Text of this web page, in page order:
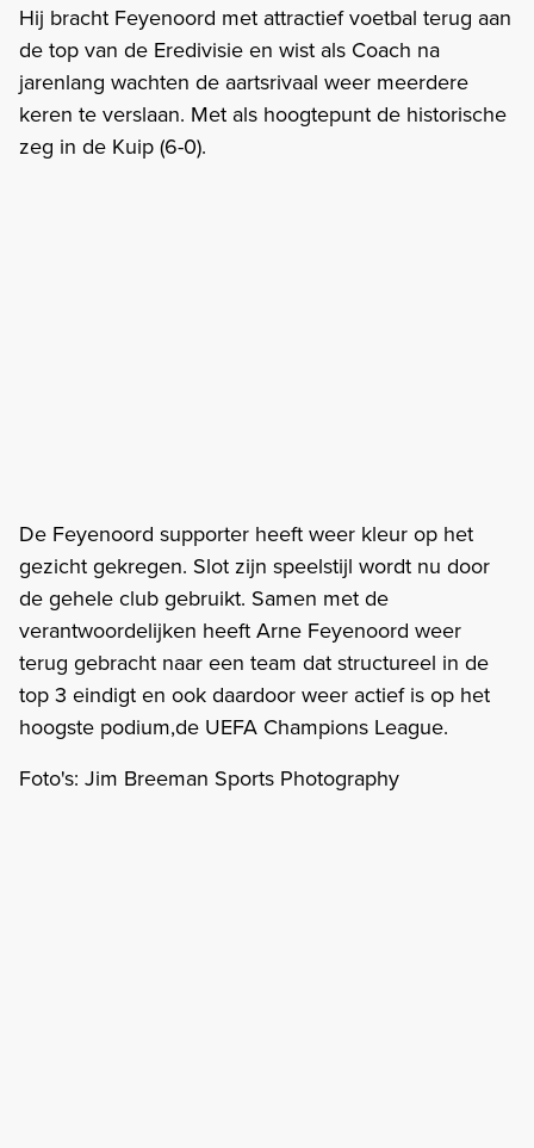
Hij bracht Feyenoord met attractief voetbal terug aan
de top van de Eredivisie en wist als Coach na
jarenlang wachten de aartsrivaal weer meerdere
keren te verslaan. Met als hoogtepunt de historische
zeg in de Kuip (6-0).
De Feyenoord supporter heeft weer kleur op het
gezicht gekregen. Slot zijn speelstijl wordt nu door
de gehele club gebruikt. Samen met de
verantwoordelijken heeft Arne Feyenoord weer
terug gebracht naar een team dat structureel in de
top 3 eindigt en ook daardoor weer actief is op het
hoogste podium,de UEFA Champions League.
Foto's: Jim Breeman Sports Photography